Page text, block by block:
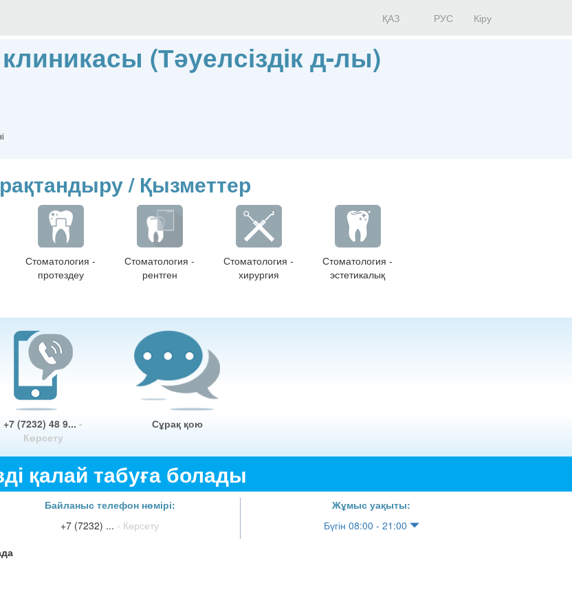
ҚАЗ РУС Кіру
(Тәуелсіздік д-лы)
/ Қызметтер
Стоматология -
протездеу
Стоматология -
рентген
Стоматология -
хирургия
Стоматология -
эстетикалық
+7 (7232) 48 9... -
Көрсету
Сұрақ қою
қалай табуға болады
Байланыс телефон нөмірі:
+7 (7232) ... - Көрсету
Жұмыс уақыты:
Бүгін 08:00 - 21:00